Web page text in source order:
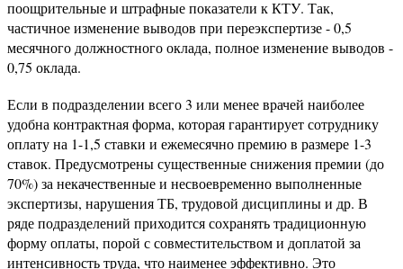
поощрительные и штрафные показатели к КТУ. Так,
частичное изменение выводов при переэкспертизе - 0,5
месячного должностного оклада, полное изменение выводов -
0,75 оклада.
Если в подразделении всего 3 или менее врачей наиболее
удобна контрактная форма, которая гарантирует сотруднику
оплату на 1-1,5 ставки и ежемесячно премию в размере 1-3
ставок. Предусмотрены существенные снижения премии (до
70%) за некачественные и несвоевременно выполненные
экспертизы, нарушения ТБ, трудовой дисциплины и др. В
ряде подразделений приходится сохранять традиционную
форму оплаты, порой с совместительством и доплатой за
интенсивность труда, что наименее эффективно. Это